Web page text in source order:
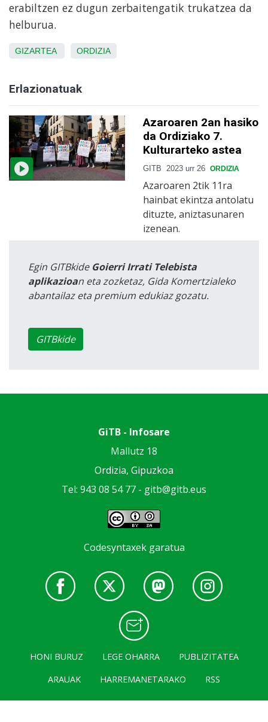
erabiltzen ez dugun zerbaitengatik trukatzea da
helburua.
GIZARTEA ORDIZIA
Erlazionatuak
Azaroaren 2an hasiko
da Ordiziako 7.
Kulturarteko astea
GITB 2023 urr 26 ORDIZIA
Azaroaren 2tik 11ra
hainbat ekintza antolatu
dituzte, aniztasunaren
izenean.
Egin GITBkide Goierri Irrati Telebista
aplikazioan eta zozketaz, Gida Komertzialeko
abantailaz eta premium edukiaz gozatu.
GITBkide
GiTB - Infosare
Mallutz 18
Ordizia, Gipuzkoa
Tel: 943 08 54 77 - gitb@gitb.eus
Codesyntaxek garatua
HONI BURUZ LEGE OHARRA
PUBLIZITATEA
ARAUAK
HARREMANETARAKO RSS